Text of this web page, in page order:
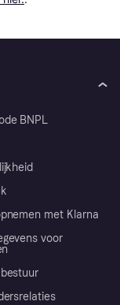
BNPL
met Klarna
voor